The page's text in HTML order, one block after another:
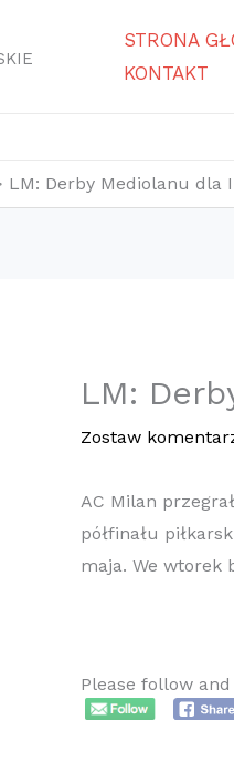
STRONA
KONTAKT
LM: Derby Mediolanu dla
LM:
Zostaw
AC Milan
półfinału
maja. We wtorek
Please follow